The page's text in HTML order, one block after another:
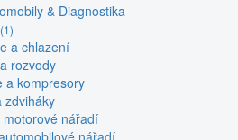
& Diagnostika
(1)
a chlazení
rozvody
a kompresory
zdviháky
motorové nářadí
nářadí